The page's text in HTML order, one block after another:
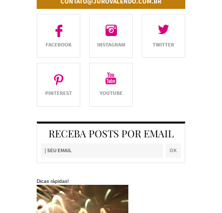
RECEBA POSTS POR EMAIL
Dicas rápidas!